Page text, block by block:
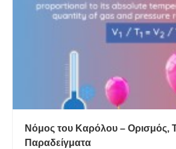
άτομο έχει καθαρό ηλεκτρικό
συνολικός αριθμός των ηλε
Νόμος του Καρόλου – Ορισμός,
Παραδείγματα